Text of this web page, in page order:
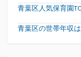
青葉区人気保育園
青葉区の世帯年収